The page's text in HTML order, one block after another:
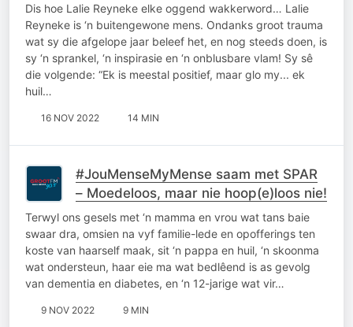
Dis hoe Lalie Reyneke elke oggend wakkerword… Lalie
Reyneke is ‘n buitengewone mens. Ondanks groot trauma
wat sy die afgelope jaar beleef het, en nog steeds doen, is
sy ‘n sprankel, ‘n inspirasie en ‘n onblusbare vlam! Sy sê
die volgende: “Ek is meestal positief, maar glo my... ek
huil…
16 NOV 2022 14 MIN
#JouMenseMyMense saam met SPAR
– Moedeloos, maar nie hoop(e)loos nie!
Terwyl ons gesels met ‘n mamma en vrou wat tans baie
swaar dra, omsien na vyf familie-lede en opofferings ten
koste van haarself maak, sit ‘n pappa en huil, ‘n skoonma
wat ondersteun, haar eie ma wat bedlêend is as gevolg
van dementia en diabetes, en ‘n 12-jarige wat vir…
9 NOV 2022 9 MIN